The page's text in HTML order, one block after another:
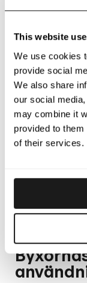
This website
We use cookies
provide social
We also share
our social
may combine it
provided to
of their services.
kompromissa
Byxornas
påfrestningar.
snabbt, vilket gör
som behöver
vattentåliga och
arbeta, köra och
modeller har
stretchpaneler,